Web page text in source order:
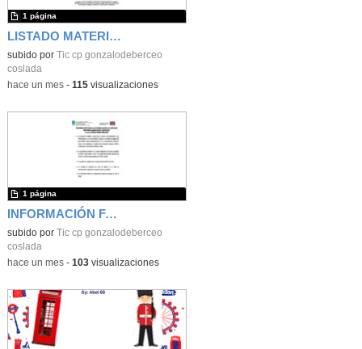
LISTADO MATERIAL 1º
subido por Tic cp gonzalodeberceo
coslada
1 página
-hace un mes- 115visualizaciones
INFORMACIÓN FAMILIAS INFANTIL
subido por Tic cp gonzalodeberceo
coslada
1 página
-hace un mes- 103visualizaciones